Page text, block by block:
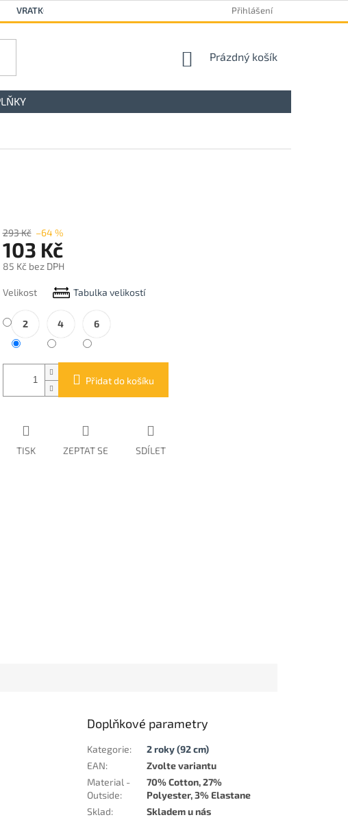
VRATKOVÝ FORMULÁŘ Přihlášení
NÁKUPNÍ
Prázdný košík
293 Kč –64 %
103 Kč
85 Kč bez DPH
cena:
Velikost Tabulka velikostí
2 4 6
Přidat do košíku
TISK ZEPTAT SE SDÍLET
Doplňkové parametry
Kategorie:
2 roky (92 cm)
EAN:
Zvolte variantu
Material -
Outside:
70% Cotton, 27%
Polyester, 3% Elastane
Sklad: Skladem u nás